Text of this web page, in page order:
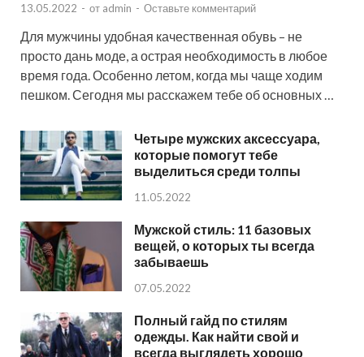
13.05.2022 - от admin - Оставьте комментарий
Для мужчины удобная качественная обувь – не
просто дань моде, а острая необходимость в любое
время года. Особенно летом, когда мы чаще ходим
пешком. Сегодня мы расскажем тебе об основных …
Четыре мужских аксессуара,
которые помогут тебе
выделиться среди толпы
11.05.2022
Мужской стиль: 11 базовых
вещей, о которых ты всегда
забываешь
07.05.2022
Полный гайд по стилям
одежды. Как найти свой и
всегда выглядеть хорошо